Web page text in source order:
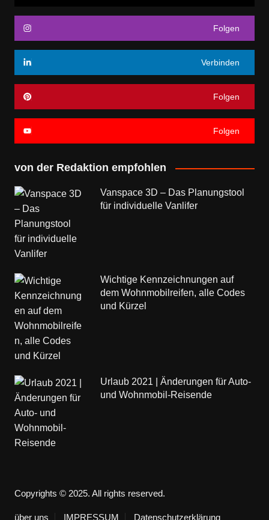
Folgen
Verbinden
Folgen
Folgen
von der Redaktion empfohlen
Vanspace 3D – Das Planungstool
für individuelle Vanlifer
Wichtige Kennzeichnungen auf
dem Wohnmobilreifen, alle Codes
und Kürzel
Urlaub 2021 | Änderungen für Auto-
und Wohnmobil-Reisende
Copyrights © 2025. All rights reserved.
über uns IMPRESSUM Datenschutzerklärung